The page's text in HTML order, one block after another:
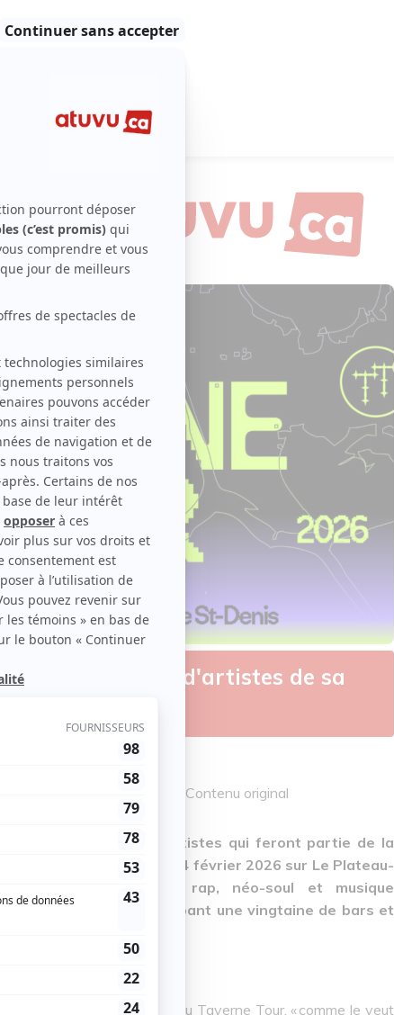
première vague d'artistes de sa
: Emmanuelle Charneau | Contenu original
la première vague d’artistes qui feront partie de la
se déroulera du 12 au 14 février 2026 sur Le Plateau-
Rock, électronique, rap, néo-soul et musique
cette édition regroupant une vingtaine de bars et
en quartier général du Taverne Tour, « comme le veut